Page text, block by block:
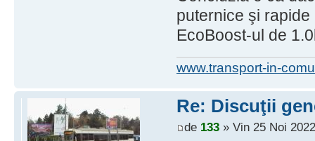
puternice şi
EcoBoost-ul de
www.transport-in-
Re: Discuţii
de 133» Vin 25 Noi